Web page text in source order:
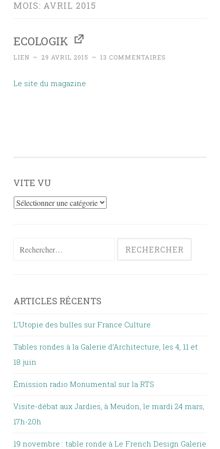
MOIS: AVRIL 2015
ECOLOGIK
LIEN ~ 29 AVRIL 2015 ~ 13 COMMENTAIRES
Le site du magazine
VITE VU
Vite
Rechercher :
ARTICLES RÉCENTS
L’Utopie des bulles sur France Culture
Tables rondes à la Galerie d’Architecture, les 4, 11 et
18 juin
Émission radio Monumental sur la RTS
Visite-débat aux Jardies, à Meudon, le mardi 24 mars,
17h-20h
19 novembre : table ronde à Le French Design Galerie